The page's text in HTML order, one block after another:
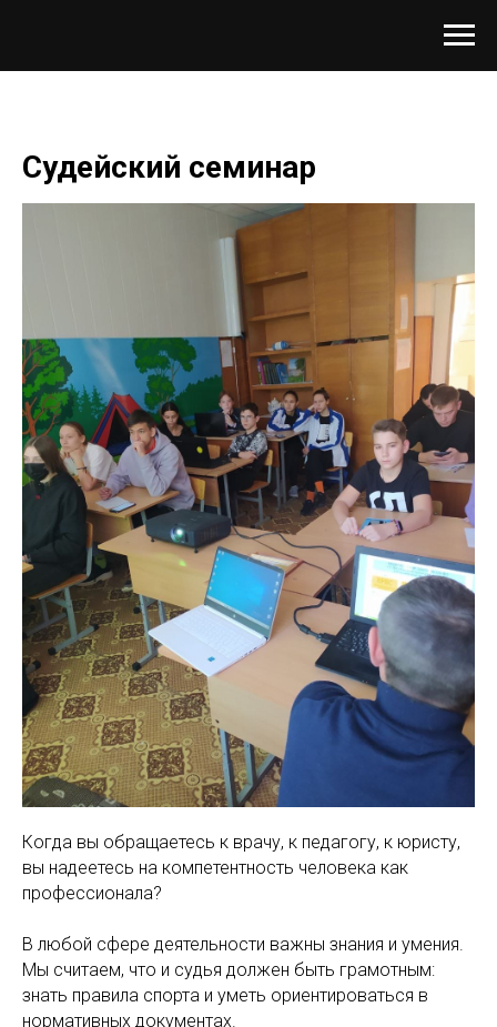
Судейский семинар
Когда вы обращаетесь к врачу, к педагогу, к юристу,
вы надеетесь на компетентность человека как
профессионала?
В любой сфере деятельности важны знания и умения.
Мы считаем, что и судья должен быть грамотным:
знать правила спорта и уметь ориентироваться в
нормативных документах.